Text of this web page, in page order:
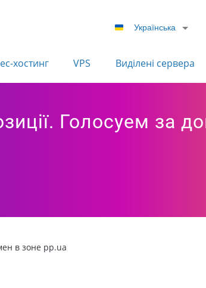
Українська
хостинг VPS Виділені сервера
Голосуем за
в зоне pp.ua